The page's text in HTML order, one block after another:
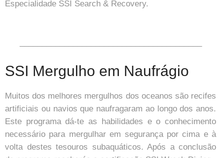
Especialidade SSI Search & Recovery.
SSI Mergulho em Naufrágio
Muitos dos melhores mergulhos dos oceanos são recifes
artificiais ou navios que naufragaram ao longo dos anos.
Este programa dá-te as habilidades e o conhecimento
necessário para mergulhar em segurança por cima e à
volta destes tesouros subaquáticos. Após a conclusão